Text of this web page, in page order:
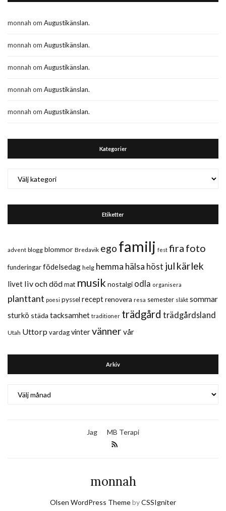
monnah om Augustikänslan.
monnah om Augustikänslan.
monnah om Augustikänslan.
monnah om Augustikänslan.
monnah om Augustikänslan.
Kategorier
Etiketter
advent blogg blommor Bredavik ego familj fest fira foto
funderingarfödelsedag helg hemma hälsa höst jul kärlek
livet liv och dödmat musik nostalgi odla organisera
planttant poesi pyssel receptrenovera resa semester släkt sommar
sturkö städa tacksamhet traditioner trädgård trädgårdsland
Utah Uttorp vardagvintervänner vår
Arkiv
Jag MB Terapi
monnah
Olsen WordPress ThemebyCSSIgniter